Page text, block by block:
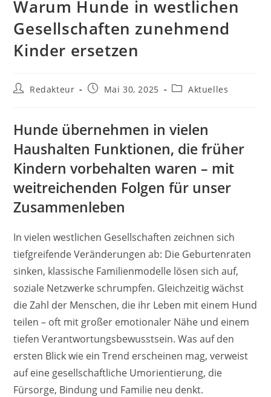
Warum Hunde in westlichen
Gesellschaften zunehmend
Kinder ersetzen
Beitrags-
Redakteur
BeitragMai 30, 2025
Beitrags-
Aktuelles
Hunde übernehmen in vielen
Haushalten Funktionen, die früher
Kindern vorbehalten waren – mit
weitreichenden Folgen für unser
Zusammenleben
In vielen westlichen Gesellschaften zeichnen sich
tiefgreifende Veränderungen ab: Die Geburtenraten
sinken, klassische Familienmodelle lösen sich auf,
soziale Netzwerke schrumpfen. Gleichzeitig wächst
die Zahl der Menschen, die ihr Leben mit einem Hund
teilen – oft mit großer emotionaler Nähe und einem
tiefen Verantwortungsbewusstsein. Was auf den
ersten Blick wie ein Trend erscheinen mag, verweist
auf eine gesellschaftliche Umorientierung, die
Fürsorge, Bindung und Familie neu denkt.